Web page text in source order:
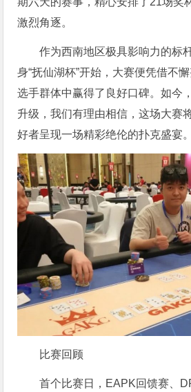
激烈角逐。
作为西南地区极具影响力的标
身“抚仙湖杯”开始，大赛便凭借不
选手群体中赢得了良好口碑。如今
升级，我们有理由相信，这场大赛
好者呈现一场精彩绝伦的扑克盛宴。
比赛回顾
首个比赛日，EAPK回馈赛、